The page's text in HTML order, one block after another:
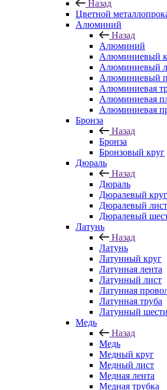
Назад
Цветной
Алюминий
Назад
Алюминий
Алюминиевый
Алюминиевый
Алюминиевый
Алюминиевая
Алюминиевая
Алюминиевая
Бронза
Назад
Бронза
Бронзовый круг
Дюраль
Назад
Дюраль
Дюралевый круг
Дюралевый лист
Дюралевый
Латунь
Назад
Латунь
Латунный круг
Латунная лента
Латунный лист
Латунная
Латунная труба
Латунный
Медь
Назад
Медь
Медный круг
Медный лист
Медная лента
Медная трубка